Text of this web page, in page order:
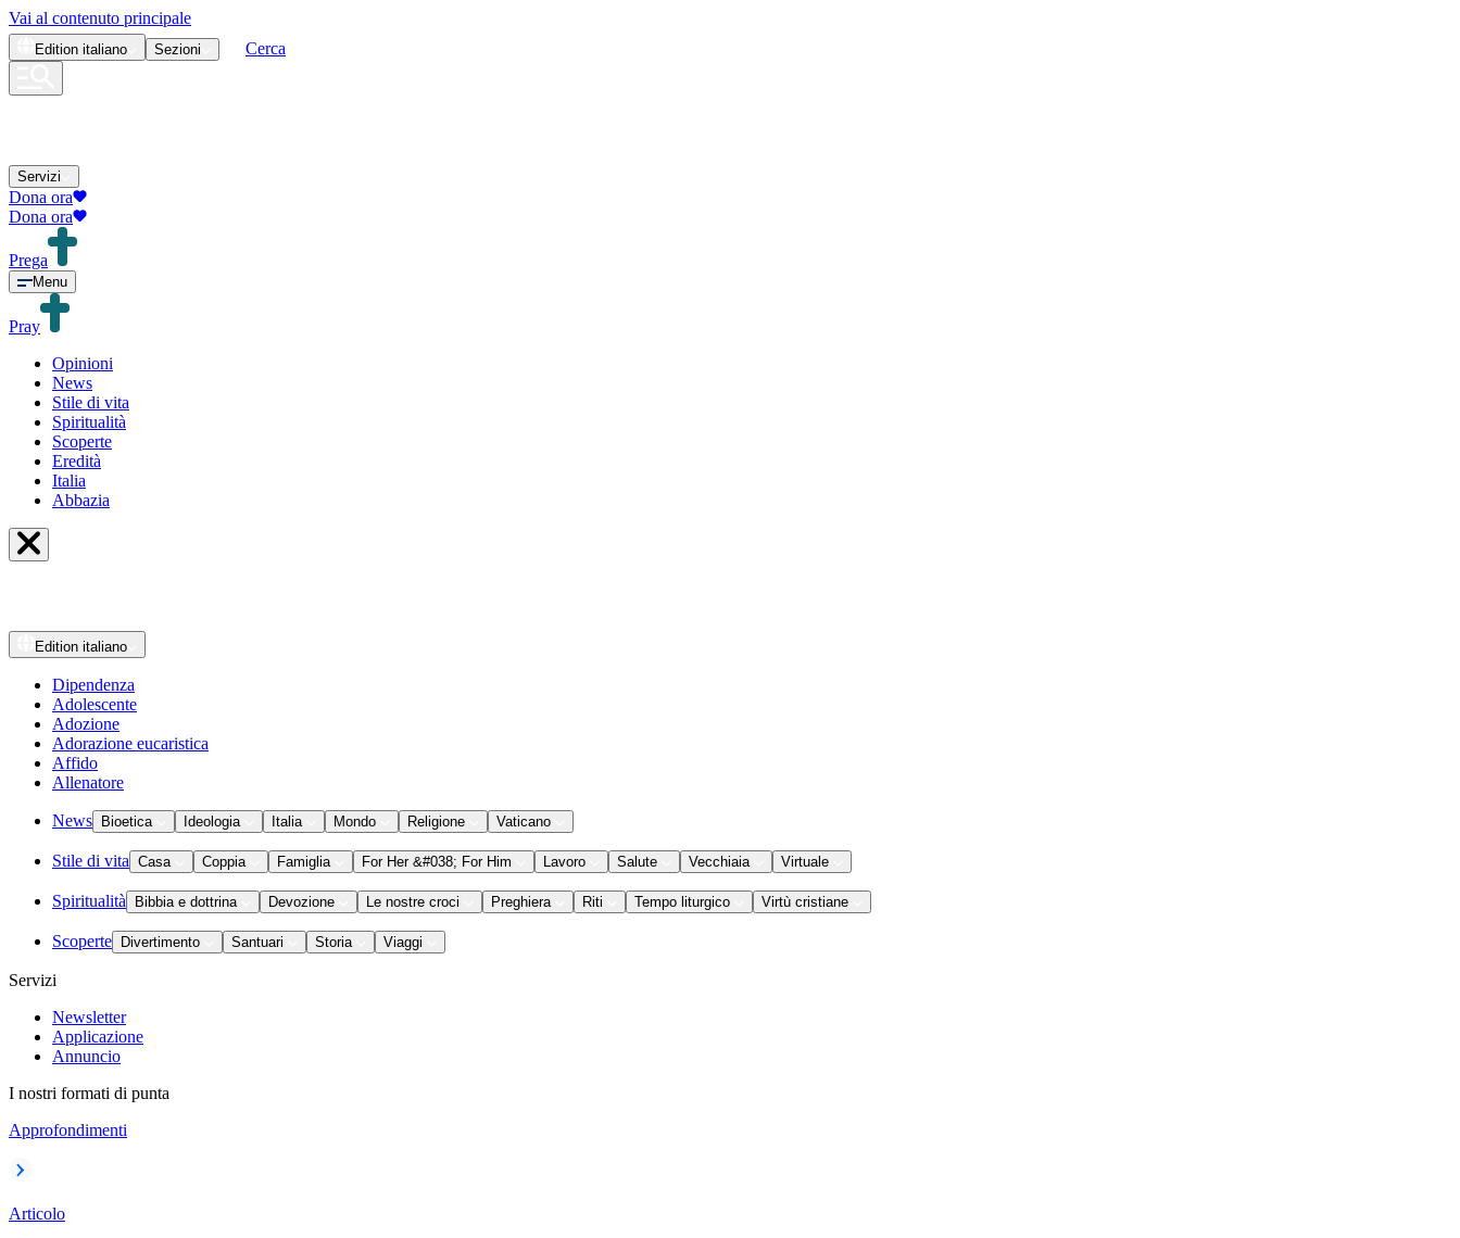
Vai al contenuto principale
Edition italiano Sezioni Cerca
Servizi
Dona ora
Dona ora
Prega
Menu
Pray
Opinioni
News
Stile di vita
Spiritualità
Scoperte
Eredità
Italia
Abbazia
Edition italiano
Dipendenza
Adolescente
Adozione
Adorazione eucaristica
Affido
Allenatore
News Bioetica Ideologia Italia Mondo Religione Vaticano
Stile di vita Casa Coppia Famiglia For Her &#038; For Him Lavoro Salute Vecchiaia Virtuale
Spiritualità Bibbia e dottrina Devozione Le nostre croci Preghiera Riti Tempo liturgico Virtù cristiane
Scoperte Divertimento Santuari Storia Viaggi
Servizi
Newsletter
Applicazione
Annuncio
I nostri formati di punta
Approfondimenti
Articolo